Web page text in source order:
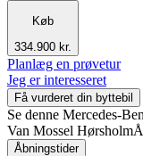
Køb
334.900 kr.
Planlæg en prøvetur
Jeg er interesseret
Få vurderet din byttebil
Se denne Mercedes-
Van Mossel Hørsholm
Åbningstider